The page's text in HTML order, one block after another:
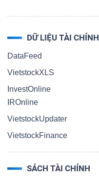
DỮ LIỆU TÀI CHÍNH
DataFeed
VietstockXLS
InvestOnline
IROnline
VietstockUpdater
VietstockFinance
SÁCH TÀI CHÍNH